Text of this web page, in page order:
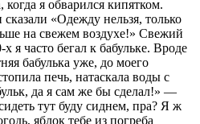
я обварился кипятком.
«Одежду нельзя, только
на свежем воздухе!» Свежий
я часто бегал к бабульке. Вроде
бабулька уже, до мoего
печь, натаскала воды с
да я сам же бы сделал!» —
тут буду сиднем, пра? Я ж
яблок тебе из погрeба